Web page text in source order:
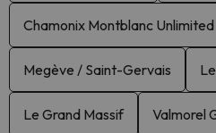
Chamonix Montblanc Unlimited
Megève / Saint-Gervais
Le Grand Massif Valmorel